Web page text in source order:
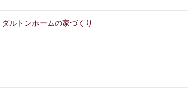
ルトンホームの家づくり